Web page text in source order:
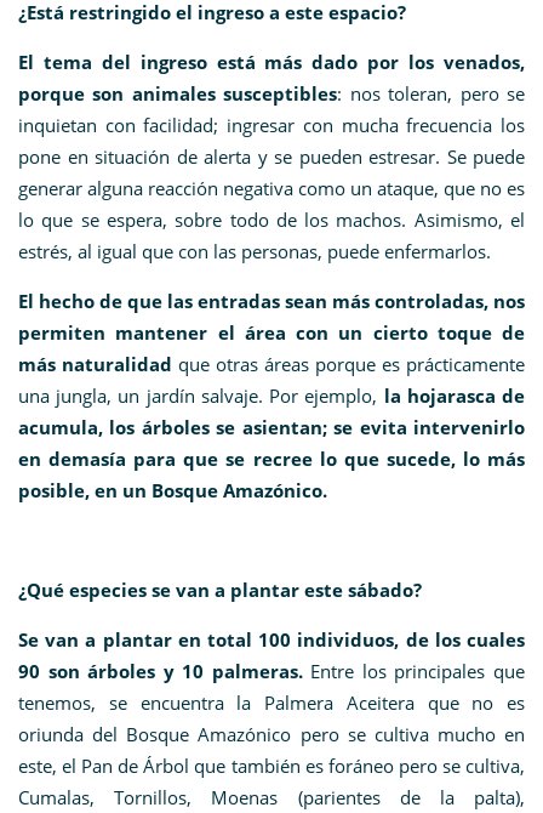
¿Está restringido el ingreso a este espacio?
El tema del ingreso está más dado por los venados,
porque son animales susceptibles: nos toleran, pero se
inquietan con facilidad; ingresar con mucha frecuencia los
pone en situación de alerta y se pueden estresar. Se puede
generar alguna reacción negativa como un ataque, que no es
lo que se espera, sobre todo de los machos. Asimismo, el
estrés, al igual que con las personas, puede enfermarlos.
El hecho de que las entradas sean más controladas, nos
permiten mantener el área con un cierto toque de
más naturalidad que otras áreas porque es prácticamente
una jungla, un jardín salvaje. Por ejemplo, la hojarasca de
acumula, los árboles se asientan; se evita intervenirlo
en demasía para que se recree lo que sucede, lo más
posible, en un Bosque Amazónico.
¿Qué especies se van a plantar este sábado?
Se van a plantar en total 100 individuos, de los cuales
90 son árboles y 10 palmeras.Entre los principales que
tenemos, se encuentra la Palmera Aceitera que no es
oriunda del Bosque Amazónico pero se cultiva mucho en
este, el Pan de Árbol que también es foráneo pero se cultiva,
Cumalas, Tornillos, Moenas (parientes de la palta),